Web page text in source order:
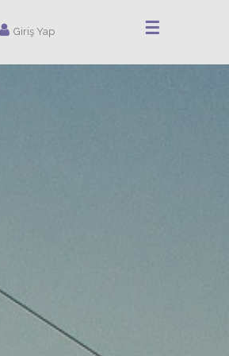
Giriş Yap ☰